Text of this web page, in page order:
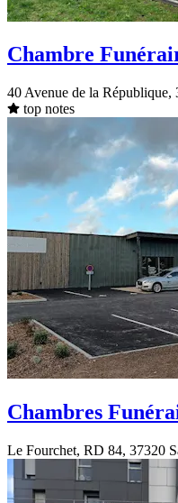
Chambre
40 Avenue de la République,
top notes
Chambres
Le Fourchet, RD 84, 37320